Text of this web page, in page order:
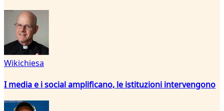
Wikichiesa
I media e i social amplificano, le istituzioni intervengono